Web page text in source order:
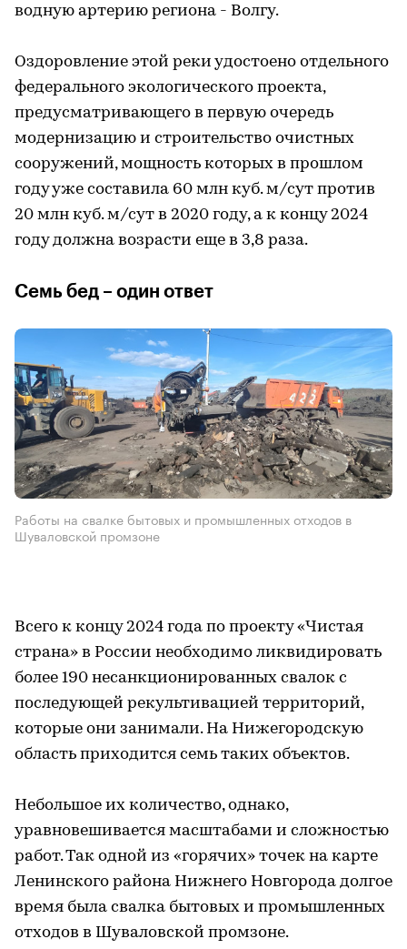
водную артерию региона - Волгу.
Оздоровление этой реки удостоено отдельного
федерального экологического проекта,
предусматривающего в первую очередь
модернизацию и строительство очистных
сооружений, мощность которых в прошлом
году уже составила 60 млн куб. м/сут против
20 млн куб. м/сут в 2020 году, а к концу 2024
году должна возрасти еще в 3,8 раза.
Семь бед – один ответ
Работы на свалке бытовых и промышленных отходов в
Шуваловской промзоне
Всего к концу 2024 года по проекту «Чистая
страна» в России необходимо ликвидировать
более 190 несанкционированных свалок с
последующей рекультивацией территорий,
которые они занимали. На Нижегородскую
область приходится семь таких объектов.
Небольшое их количество, однако,
уравновешивается масштабами и сложностью
работ. Так одной из «горячих» точек на карте
Ленинского района Нижнего Новгорода долгое
время была свалка бытовых и промышленных
отходов в Шуваловской промзоне.